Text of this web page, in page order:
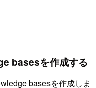
basesを作成する
basesを作成しま